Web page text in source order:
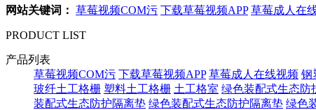
网站关键词： 草莓视频COM污 下载草莓视频APP 草莓成人在
PRODUCT LIST
产品列表
草莓视频COM污 下载草莓视频APP 草莓成人在线视频 钢
玻纤土工格栅 塑料土工格栅 土工格室 绿色装配式生态防
装配式生态防护隔离垫 绿色装配式生态防护隔离垫 绿色